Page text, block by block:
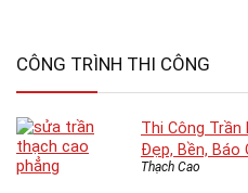
CÔNG TRÌNH THI CÔNG
Thi Công Trần
Đẹp, Bền, Báo
Thạch Cao